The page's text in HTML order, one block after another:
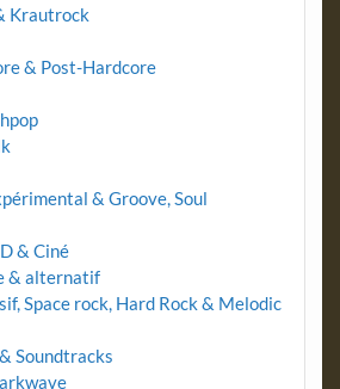
Krautrock
& Post-Hardcore
& Groove, Soul
& Ciné
& alternatif
Space rock, Hard Rock & Melodic
Soundtracks